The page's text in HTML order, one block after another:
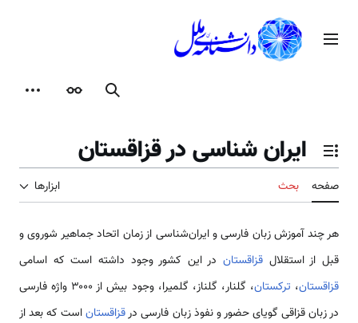
محتوامنوی اصلی
جستجوظاهر
تغییر وضعیت فهرست محتویات
ایران شناسی در قزاقستان
صفحه بحث ابزارها
هر چند آموزش زبان فارسی و ایران‌شناسی از زمان اتحاد جماهیر شوروی و
قبل از استقلال قزاقستاندر این کشور وجود داشته است که اسامی
قزاقستان، ترکستان
، گلنار، گلناز، گلمیرا، وجود بیش از ۳۰۰۰ واژه فارسی
در زبان قزاقی گویای حضور و نفوذ زبان فارسی درقزاقستاناست که بعد از